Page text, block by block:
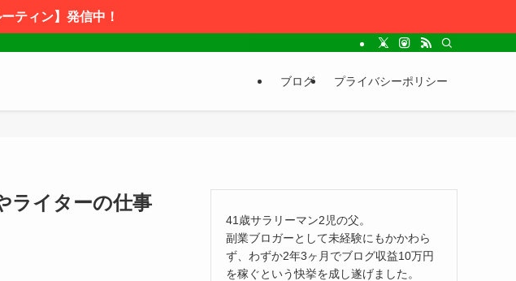
ティン】発信中！
ブログ プライバシーポリシー
ライターの仕事
41歳サラリーマン2児の父。
副業ブロガーとして未経験にもかかわら
ず、わずか2年3ヶ月でブログ収益10万円
を稼ぐという快挙を成し遂げました。